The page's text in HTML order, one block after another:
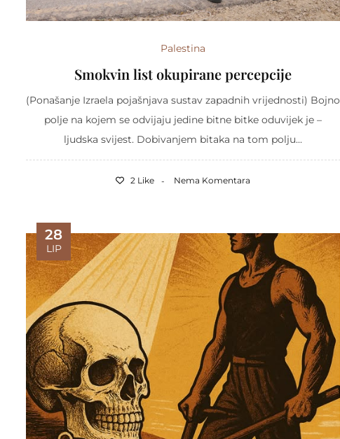
Palestina
Smokvin list okupirane percepcije
(Ponašanje Izraela pojašnjava sustav zapadnih vrijednosti) Bojno
polje na kojem se odvijaju jedine bitne bitke oduvijek je –
ljudska svijest. Dobivanjem bitaka na tom polju...
2 Like Nema Komentara
28
LIP